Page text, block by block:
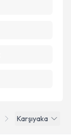
Karşıyaka